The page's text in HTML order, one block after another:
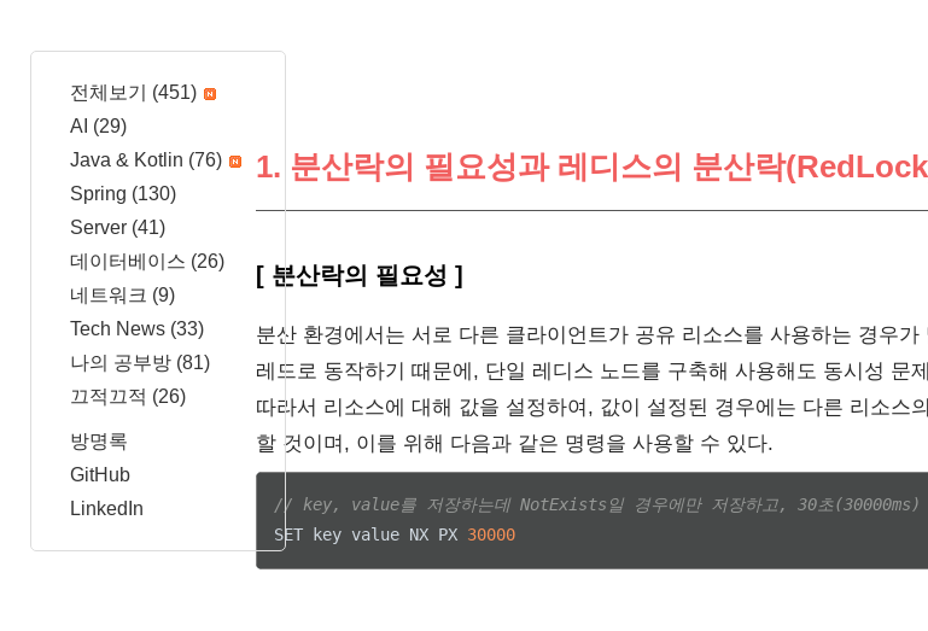
1. 분산락의 필요성과 레디스의 분산락
[ 분산락의 필요성 ]
분산 환경에서는 서로 다른 클라이언트가 공유 리소스를 사용하는 경우
레드로 동작하기 때문에, 단일 레디스 노드를 구축해 사용해도 동시성 문
따라서 리소스에 대해 값을 설정하여, 값이 설정된 경우에는 다른 리소스
할 것이며, 이를 위해 다음과 같은 명령을 사용할 수 있다.
// key, value를 저장하는데 NotExists일 경우에만 저장하고, 30초(30000ms)
SET key value NX PX 30000
전체보기 (451)
AI (29)
Java & Kotlin (76)
Spring (130)
Server (41)
데이터베이스 (26)
네트워크 (9)
Tech News (33)
나의 공부방 (81)
끄적끄적 (26)
방명록
GitHub
LinkedIn